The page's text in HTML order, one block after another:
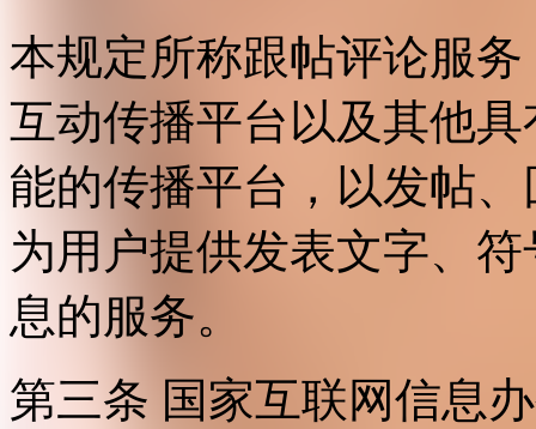
本规定所称跟帖评论服
互动传播平台以及其他
能的传播平台，以发帖
为用户提供发表文字、
息的服务。
第三条 国家互联网信息